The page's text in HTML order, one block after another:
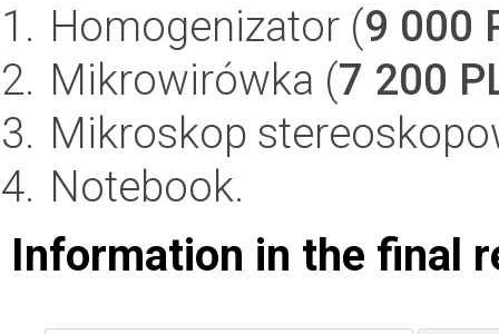
Homogenizator (9 000
Mikrowirówka (7 200
Mikroskop
Notebook.
Information in the final